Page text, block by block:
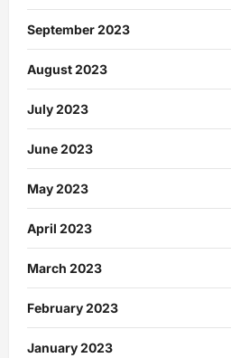
September 2023
August 2023
July 2023
June 2023
May 2023
April 2023
March 2023
February 2023
January 2023